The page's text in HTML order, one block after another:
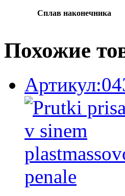
Сплав наконечника
Похожие